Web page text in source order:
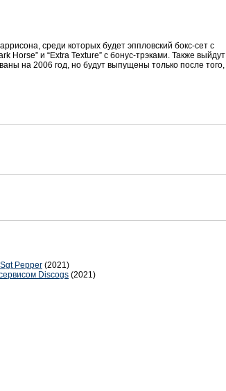
среди которых будет эппловский бокс-сет с
Horse” и “Extra Texture” с бонус-трэками. Также выйдут
на 2006 год, но будут выпущены только после того,
Pepper (2021)
Discogs (2021)